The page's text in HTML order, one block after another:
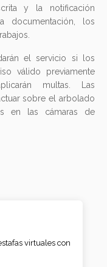
y la notificación
documentación, los
el servicio si los
válido previamente
multas. Las
sobre el arbolado
en las cámaras de
virtuales con